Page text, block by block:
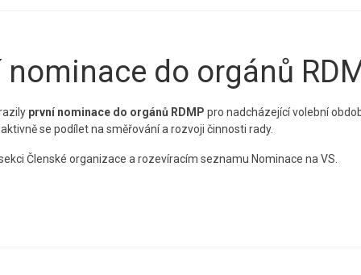
do orgánů
první nominace do orgánů RDMP pro nadcházející volební
se podílet na směřování a rozvoji činnosti rady.
Členské organizace a rozevíracím seznamu Nominace na VS.